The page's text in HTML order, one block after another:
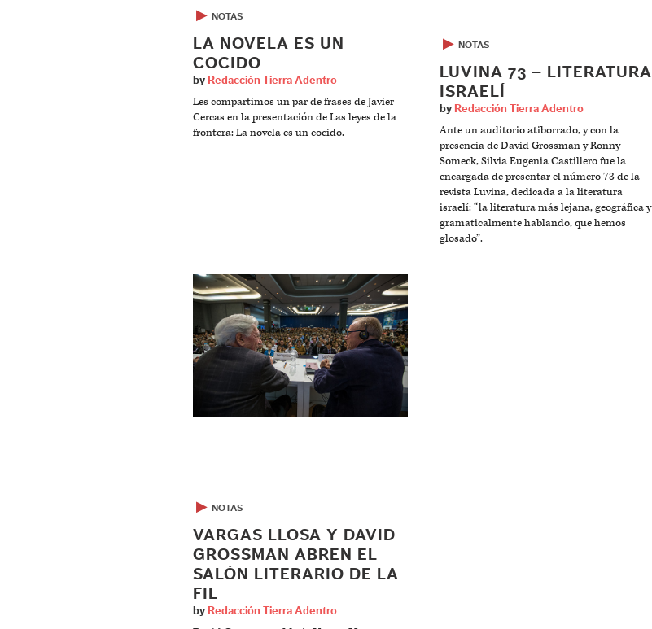
▶ NOTAS
LA NOVELA ES UN
COCIDO
by Redacción Tierra Adentro
Les compartimos un par de frases de Javier
Cercas en la presentación de Las leyes de la
frontera: La novela es un cocido.
▶ NOTAS
LUVINA 73 – LITERATURA
ISRAELÍ
by Redacción Tierra Adentro
Ante un auditorio atiborrado, y con la
presencia de David Grossman y Ronny
Someck, Silvia Eugenia Castillero fue la
encargada de presentar el número 73 de la
revista Luvina, dedicada a la literatura
israelí: “la literatura más lejana, geográfica y
gramaticalmente hablando, que hemos
glosado”.
▶ NOTAS
VARGAS LLOSA Y DAVID
GROSSMAN ABREN EL
SALÓN LITERARIO DE LA
FIL
by Redacción Tierra Adentro